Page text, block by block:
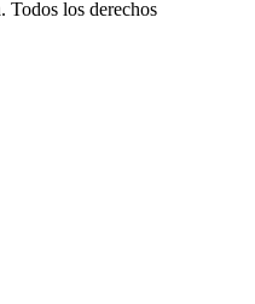
Todos los derechos